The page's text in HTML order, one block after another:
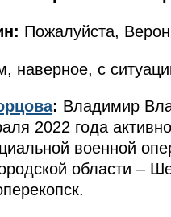
Пожалуйста,
наверное, с
: Владимир
2022 года
военной
области –